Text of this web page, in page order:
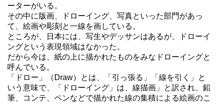
ーターがいる。
その中に版画、ドローイング、写真といった部門があっ
て、絵画や彫刻と一線を画している。
ところが、日本には、写生やデッサンはあるが、ドローイ
ングという表現領域はなかった。
だから今は、紙の上に描かれたものをみなドローイングと
呼んでいる。
「ドロー」（Draw）とは、「引っ張る」「線を引く」と
いう意味で、「ドローイング」は、線描画」と訳され、鉛
筆、コンテ、ペンなどで描かれた線の集積による絵画のこ